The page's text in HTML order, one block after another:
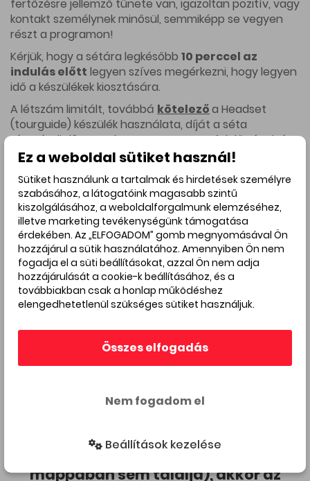
fertőzésre jellemző tünete van, igazoltan pozitív, vagy
kontakt személynek minősül, semmiképp se vegyen
részt a programon!
Kérjük, hogy a sétára legkésőbb 10 perccel az
indulás előtt legyen szíves megérkezni, hogy legyen
idő a készülékek kiosztására.
A létszám limitált, továbbá kötelezőa Headset
(tourguide) készülék használata, díját a séta
részvételi díja tartalmazza. Erre a megfelelő távolság
betartása, valamint a környezeti zaj minimalizálása
nem tudjuk biztosítani, hogy az idegenvezetőt mindig
megfelelően hallja. A helyszínre annyi készülék kerül
kiszállításra, ahányan regisztráltak. Egyetlen kivétel,
ha valaki egészségügyi okból nem tudja használni a
készüléket, természetesen ebben az esetben
eltekintünk tőle. Javasolt továbbá saját fülhallgató
használata mind kényelmi, mind környezetkímélési
okokból. Normál jack dugós a készülék, tehát, amit
saját telefonhoz használnak, az itt is működni fog.
belül nem kapja meg a visszaigazoló
e-mailt (és a spam/levélszemét
mappában sem találja), akkor az
Ez a weboldal sütiket használ!
Sütiket használunk a tartalmak és hirdetések személyre
szabásához, a látogatóink magasabb szintű
kiszolgálásához, a weboldalforgalmunk elemzéséhez,
illetve marketing tevékenységünk támogatása
érdekében. Az „ELFOGADOM” gomb megnyomásával Ön
hozzájárul a sütik használatához. Amennyiben Ön nem
fogadja el a süti beállításokat, azzal Ön nem adja
hozzájárulását a cookie-k beállításához, és a
továbbiakban csak a honlap működéshez
elengedhetetlenül szükséges sütiket használjuk.
Összes elfogadás
Nem fogadom el
Beállítások kezelése